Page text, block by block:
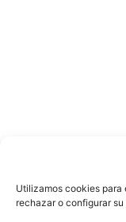
Utilizamos cookies para
rechazar o configurar